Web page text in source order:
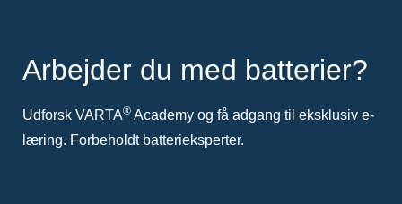
Arbejder du med batterier?
Udforsk VARTA® Academy og få adgang til eksklusiv e-
læring. Forbeholdt batterieksperter.